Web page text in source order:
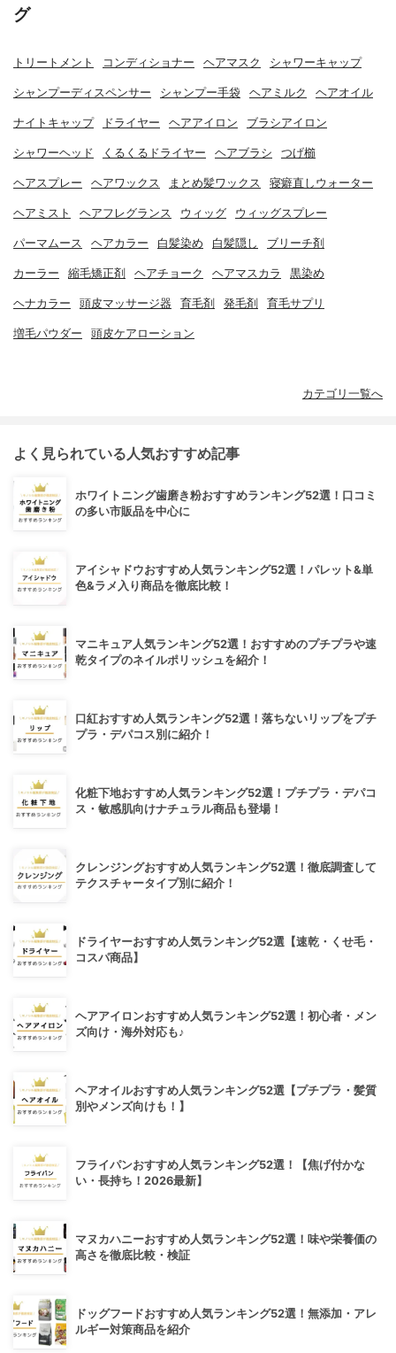
グ
トリートメント コンディショナー ヘアマスク シャワーキャップ
シャンプーディスペンサー シャンプー手袋 ヘアミルク ヘアオイル
ナイトキャップ ドライヤー ヘアアイロン ブラシアイロン
シャワーヘッド くるくるドライヤー ヘアブラシ つげ櫛
ヘアスプレー ヘアワックス まとめ髪ワックス 寝癖直しウォーター
ヘアミスト ヘアフレグランス ウィッグ ウィッグスプレー
パーマムース ヘアカラー 白髪染め 白髪隠し ブリーチ剤
カーラー 縮毛矯正剤 ヘアチョーク ヘアマスカラ 黒染め
ヘナカラー 頭皮マッサージ器 育毛剤 発毛剤 育毛サプリ
増毛パウダー 頭皮ケアローション
カテゴリ一覧へ
よく見られている人気おすすめ記事
ホワイトニング歯磨き粉おすすめランキング52選！口コミ
の多い市販品を中心に
アイシャドウおすすめ人気ランキング52選！パレット&単
色&ラメ入り商品を徹底比較！
マニキュア人気ランキング52選！おすすめのプチプラや速
乾タイプのネイルポリッシュを紹介！
口紅おすすめ人気ランキング52選！落ちないリップをプチ
プラ・デパコス別に紹介！
化粧下地おすすめ人気ランキング52選！プチプラ・デパコ
ス・敏感肌向けナチュラル商品も登場！
クレンジングおすすめ人気ランキング52選！徹底調査して
テクスチャータイプ別に紹介！
ドライヤーおすすめ人気ランキング52選【速乾・くせ毛・
コスパ商品】
ヘアアイロンおすすめ人気ランキング52選！初心者・メン
ズ向け・海外対応も♪
ヘアオイルおすすめ人気ランキング52選【プチプラ・髪質
別やメンズ向けも！】
フライパンおすすめ人気ランキング52選！【焦げ付かな
い・長持ち！2026最新】
マヌカハニーおすすめ人気ランキング52選！味や栄養価の
高さを徹底比較・検証
ドッグフードおすすめ人気ランキング52選！無添加・アレ
ルギー対策商品を紹介